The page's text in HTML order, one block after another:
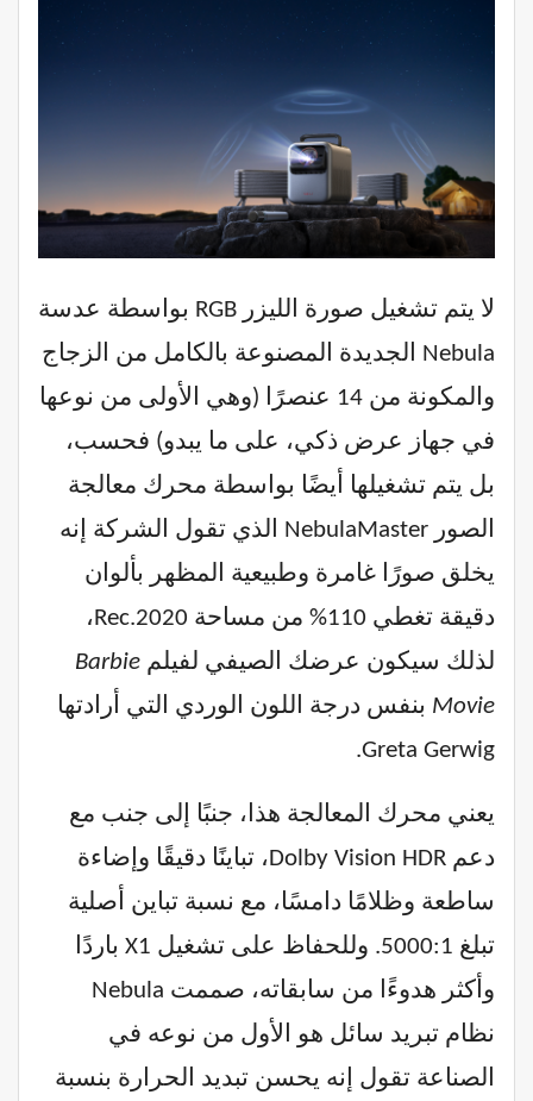
لا يتم تشغيل صورة الليزر RGB بواسطة عدسة
Nebula الجديدة المصنوعة بالكامل من الزجاج
والمكونة من 14 عنصرًا (وهي الأولى من نوعها
في جهاز عرض ذكي، على ما يبدو) فحسب،
بل يتم تشغيلها أيضًا بواسطة محرك معالجة
الصور NebulaMaster الذي تقول الشركة إنه
يخلق صورًا غامرة وطبيعية المظهر بألوان
دقيقة تغطي 110% من مساحة Rec.2020،
لذلك سيكون عرضك الصيفي لفيلم Barbie
Movie بنفس درجة اللون الوردي التي أرادتها
Greta Gerwig.
يعني محرك المعالجة هذا، جنبًا إلى جنب مع
دعم Dolby Vision HDR، تباينًا دقيقًا وإضاءة
ساطعة وظلامًا دامسًا، مع نسبة تباين أصلية
تبلغ 5000:1. وللحفاظ على تشغيل X1 باردًا
وأكثر هدوءًا من سابقاته، صممت Nebula
نظام تبريد سائل هو الأول من نوعه في
الصناعة تقول إنه يحسن تبديد الحرارة بنسبة